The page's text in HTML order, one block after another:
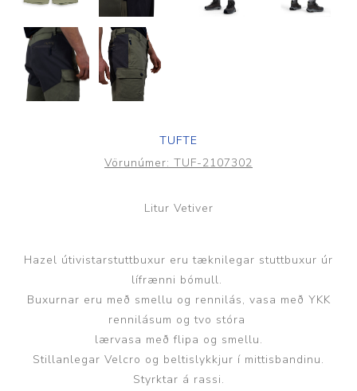
TUFTE
Vörunúmer: TUF-2107302
Litur Vetiver
Hazel útivistarstuttbuxur eru tæknilegar stuttbuxur úr
lífrænni bómull.
Buxurnar eru með smellu og rennilás, vasa með YKK
rennilásum og tvo stóra
lærvasa með flipa og smellu.
Stillanlegar Velcro og beltislykkjur í mittisbandinu.
Styrktar á rassi.